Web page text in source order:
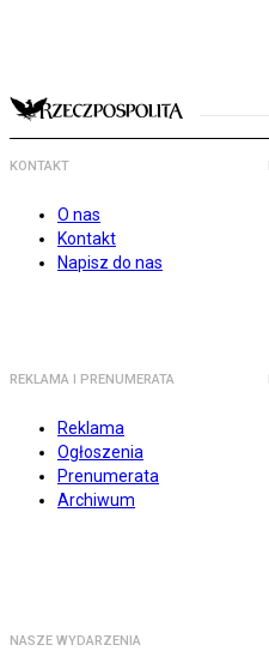
KONTAKT
O nas
Kontakt
Napisz do nas
REKLAMA I PRENUMERATA
Reklama
Ogłoszenia
Prenumerata
Archiwum
NASZE WYDARZENIA